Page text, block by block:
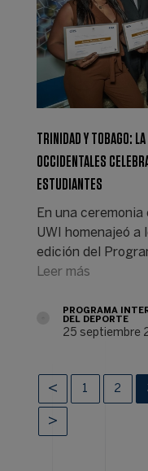
TRINIDAD Y TOBAGO:
OCCIDENTALES
ESTUDIANTES
En una
UWI homenajeó a
edición del
Leer más
PROGRAMA
DEL DEPORTE
25 septiembre
1 2